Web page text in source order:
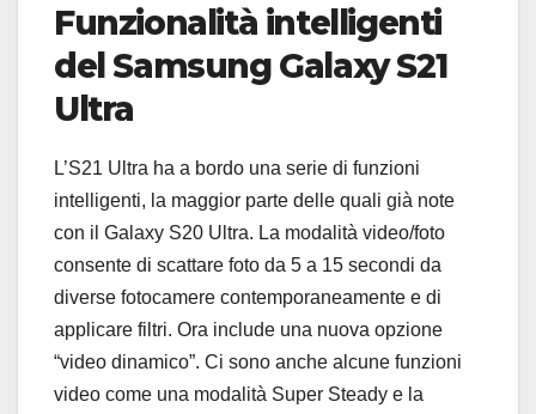
Funzionalità intelligenti
del Samsung Galaxy S21
Ultra
L’S21 Ultra ha a bordo una serie di funzioni
intelligenti, la maggior parte delle quali già note
con il Galaxy S20 Ultra. La modalità video/foto
consente di scattare foto da 5 a 15 secondi da
diverse fotocamere contemporaneamente e di
applicare filtri. Ora include una nuova opzione
“video dinamico”. Ci sono anche alcune funzioni
video come una modalità Super Steady e la